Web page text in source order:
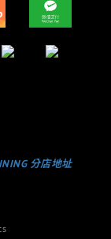
分店地址